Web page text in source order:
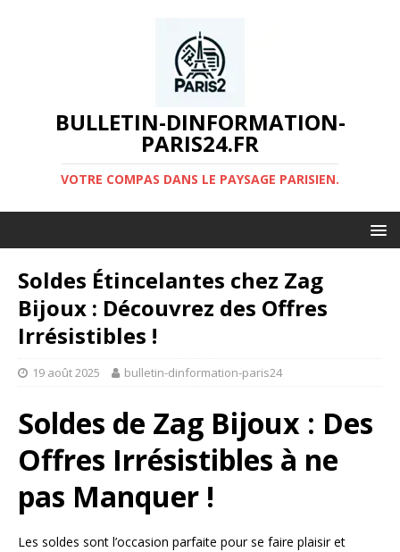
BULLETIN-DINFORMATION-
PARIS24.FR
VOTRE COMPAS DANS LE PAYSAGE PARISIEN.
Soldes Étincelantes chez Zag
Bijoux : Découvrez des Offres
Irrésistibles !
19 août 2025 bulletin-dinformation-paris24
Soldes de Zag Bijoux : Des
Offres Irrésistibles à ne
pas Manquer !
Les soldes sont l’occasion parfaite pour se faire plaisir et